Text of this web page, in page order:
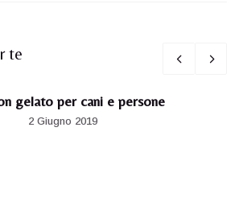
te
gelato per cani e persone
2 Giugno 2019